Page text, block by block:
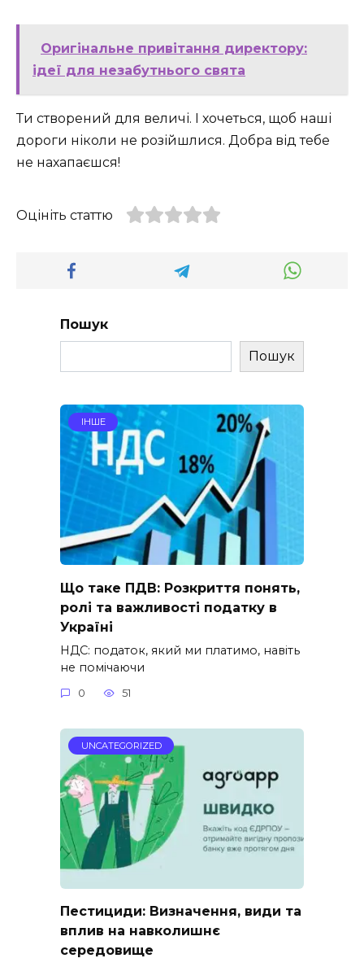
Оригінальне привітання директору:
ідеї для незабутнього свята
Ти створений для величі. І хочеться, щоб наші
дороги ніколи не розійшлися. Добра від тебе
не нахапаєшся!
Оцініть статтю
Пошук
Пошук
ІНШЕ
Що таке ПДВ: Розкриття понять,
ролі та важливості податку в
Україні
НДС: податок, який ми платимо, навіть
не помічаючи
0 51
UNCATEGORIZED
Пестициди: Визначення, види та
вплив на навколишнє
середовище